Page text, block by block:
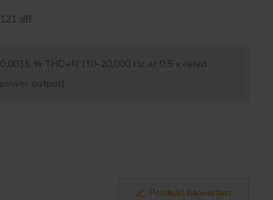
121 dB
0.0015 % THD+N (10-20,000 Hz at 0.5 x rated
power output)
Produkt bewerten